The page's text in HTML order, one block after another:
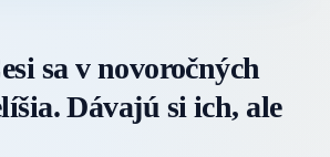
sa v novoročných
Dávajú si ich, ale